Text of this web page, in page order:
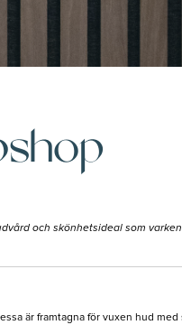
och skönhetsideal som
är framtagna för vuxen hud med